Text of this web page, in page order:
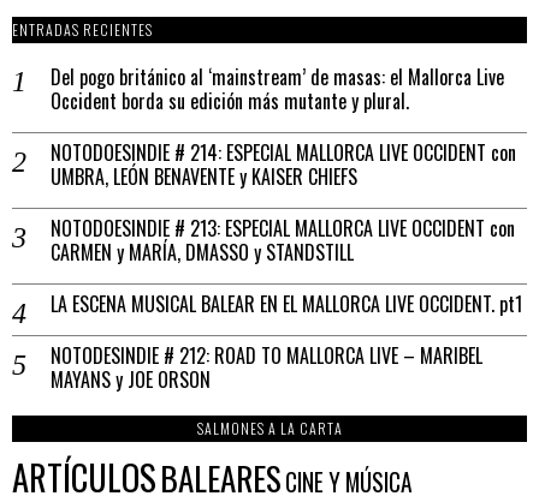
ENTRADAS RECIENTES
Del pogo británico al ‘mainstream’ de masas: el Mallorca Live
Occident borda su edición más mutante y plural.
NOTODOESINDIE # 214: ESPECIAL MALLORCA LIVE OCCIDENT con
UMBRA, LEÓN BENAVENTE y KAISER CHIEFS
NOTODOESINDIE # 213: ESPECIAL MALLORCA LIVE OCCIDENT con
CARMEN y MARÍA, DMASSO y STANDSTILL
LA ESCENA MUSICAL BALEAR EN EL MALLORCA LIVE OCCIDENT. pt1
NOTODESINDIE # 212: ROAD TO MALLORCA LIVE – MARIBEL
MAYANS y JOE ORSON
SALMONES A LA CARTA
ARTÍCULOSBALEARESCINE Y MÚSICA